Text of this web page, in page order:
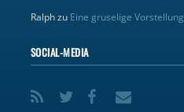
Ralphzu Eine gruselige Vorstellung
SOCIAL-MEDIA